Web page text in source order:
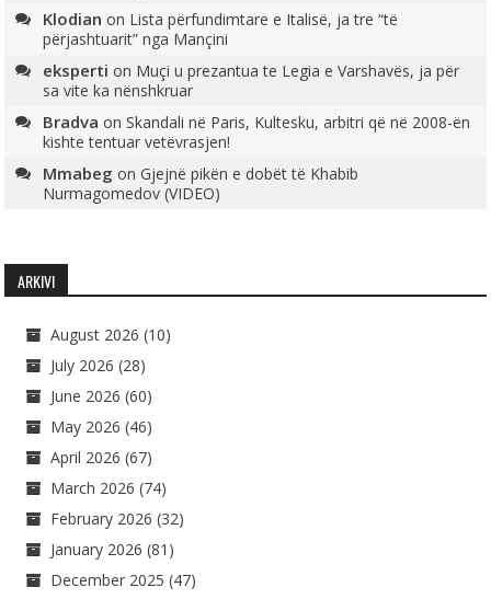
Klodian on Lista përfundimtare e Italisë, ja tre “të
përjashtuarit” nga Mançini
eksperti on Muçi u prezantua te Legia e Varshavës, ja për
sa vite ka nënshkruar
Bradva onSkandali në Paris, Kultesku, arbitri që në 2008-ën
kishte tentuar vetëvrasjen!
Mmabeg onGjejnë pikën e dobët të Khabib
Nurmagomedov (VIDEO)
ARKIVI
August 2026 (10)
July 2026 (28)
June 2026 (60)
May 2026 (46)
April 2026 (67)
March 2026 (74)
February 2026 (32)
January 2026 (81)
December 2025 (47)